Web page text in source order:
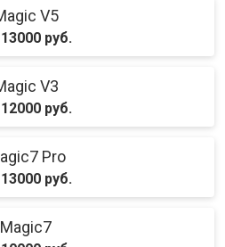
V5
руб.
V3
руб.
Pro
руб.
Magic7